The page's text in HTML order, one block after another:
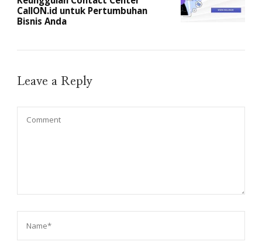
CallON.id untuk Pertumbuhan
Bisnis Anda
Leave a Reply